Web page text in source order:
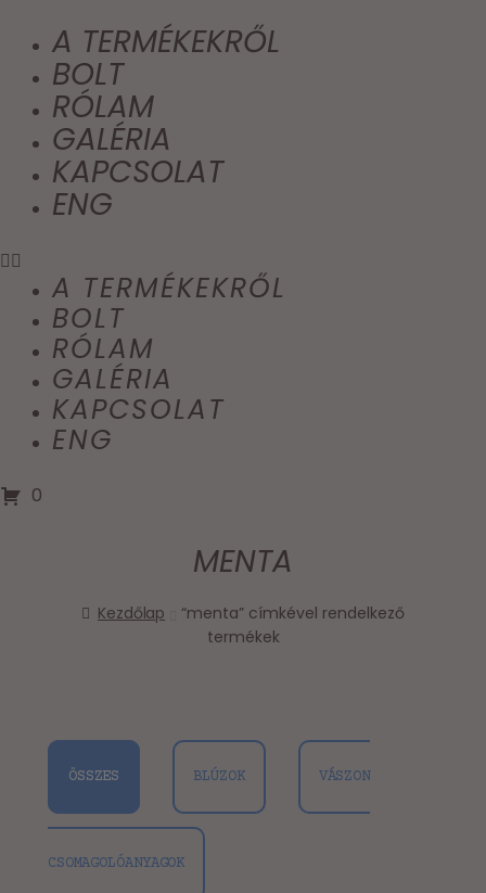
A TERMÉKEKRŐL
BOLT
RÓLAM
GALÉRIA
KAPCSOLAT
ENG
A TERMÉKEKRŐL
BOLT
RÓLAM
GALÉRIA
KAPCSOLAT
ENG
0
MENTA
Kezdőlap
“menta” címkével rendelkező
termékek
ÖSSZES BLÚZOK VÁSZON
CSOMAGOLÓANYAGOK